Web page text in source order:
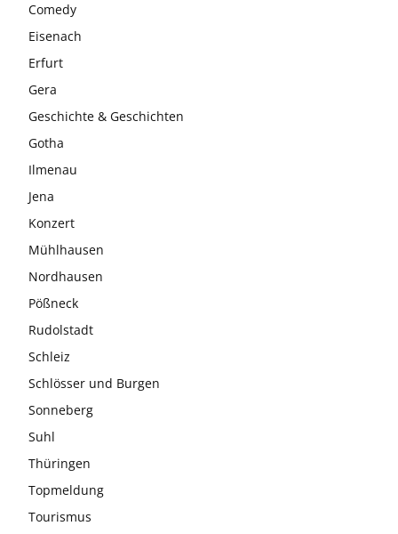
Comedy
Eisenach
Erfurt
Gera
Geschichte & Geschichten
Gotha
Ilmenau
Jena
Konzert
Mühlhausen
Nordhausen
Pößneck
Rudolstadt
Schleiz
Schlösser und Burgen
Sonneberg
Suhl
Thüringen
Topmeldung
Tourismus